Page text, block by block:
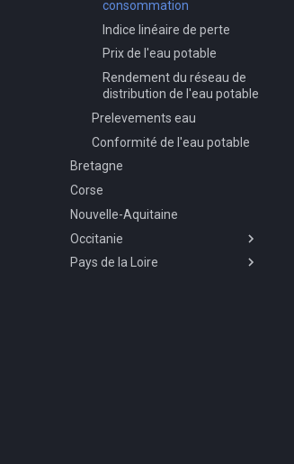
l'enneigement
Évolution passée des
températures moyenne
et maximale
Évolutions passées du
cumul annuel de
précipitations et du bilan
hydrique
Évolutions passées du
nuits tropicales
Évolution future des jours
de fortes chaleurs et des
nuits tropicales
Évolution future des
températures
Évolution future des
précipitations
Stocks et flux de
carbone
Flux
Stocks
Potentiel de récupération
de chaleur fatale
Tonnages de DMA collectés
Station de traitement des
eaux usées
Volume d'eau collecté en
assainissement collectif
consommation
Indice linéaire de perte
Prix de l'eau potable
Rendement du réseau de
distribution de l'eau potable
Prelevements eau
Conformité de l'eau potable
Bretagne
Corse
Nouvelle-Aquitaine
Occitanie
Gaz à effet de serre
Pays de la Loire